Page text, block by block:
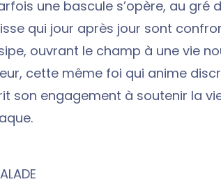
une bascule s’opère, au gré
qui jour après jour sont
ouvrant le champ à une vie
cette même foi qui anime
son engagement à soutenir la